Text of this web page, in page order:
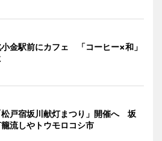
金駅前にカフェ 「コーヒー×和」
松戸宿坂川献灯まつり」開催へ 坂
流しやトウモロコシ市